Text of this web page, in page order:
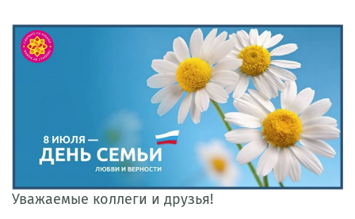
Уважаемые коллеги и друзья!